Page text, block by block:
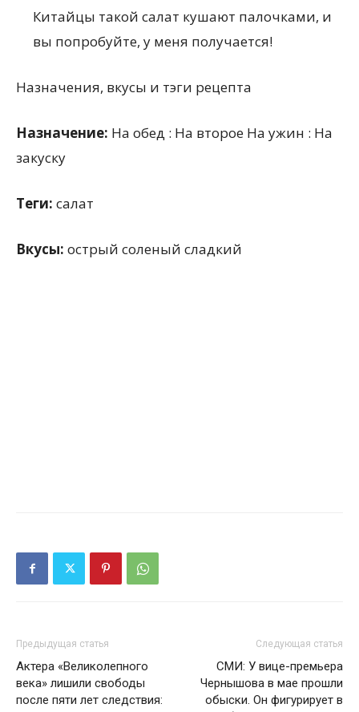
Китайцы такой салат кушают палочками, и
вы попробуйте, у меня получается!
Назначения, вкусы и тэги рецепта
Назначение: На обед : На второе На ужин : На
закуску
Теги: салат
Вкусы: острый соленый сладкий
Предыдущая статья
Актера «Великолепного
века» лишили свободы
после пяти лет следствия:
Следующая статья
СМИ: У вице-премьера
Чернышова в мае прошли
обыски. Он фигурирует в